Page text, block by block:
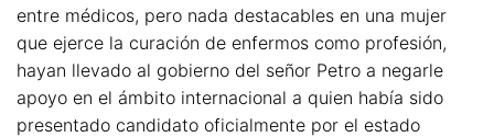
entre médicos, pero nada destacables en una mujer
que ejerce la curación de enfermos como profesión,
hayan llevado al gobierno del señor Petro a negarle
apoyo en el ámbito internacional a quien había sido
presentado candidato oficialmente por el estado